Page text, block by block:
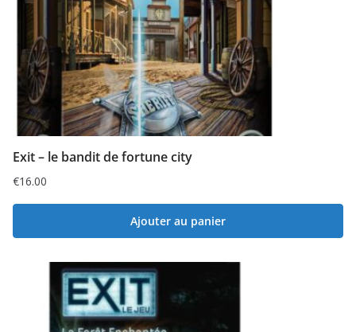
Exit – le bandit de fortune city
€16.00
Ajouter au panier